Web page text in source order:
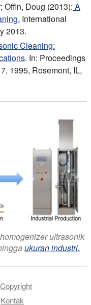
Offin, Doug (2013): A
International
2013.
Cleaning:
. In: Proceedings
1995, Rosemont, IL,
ultrasonik
ukuran industri.
Kontak